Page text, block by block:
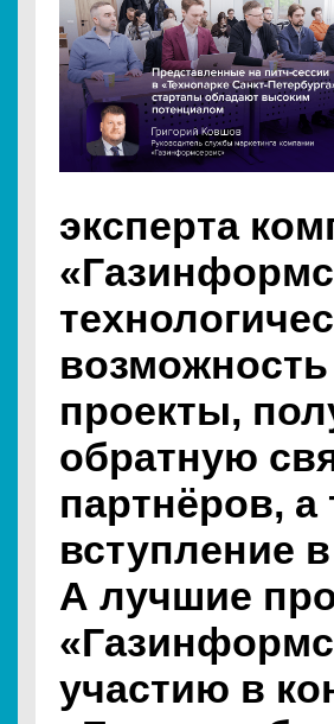
эксперта
проекты,
обратную
партнёров, а
вступление
А лучшие
участию в